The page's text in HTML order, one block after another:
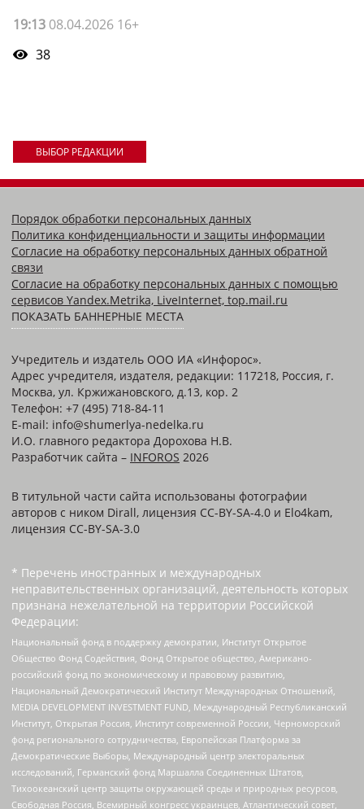
19:13 08.04.2026 16+
38
ВЫБОР РЕДАКЦИИ
Порядок обработки персональных данных
Политика конфиденциальности и защиты информации
Согласие на обработку персональных данных обратной
связи
Согласие на обработку персональных данных с помощью
сервисов Yandex.Metrika, LiveInternet, top.mail.ru
ПОКАЗАТЬ БАННЕРНЫЕ МЕСТА
Учредитель и издатель ООО ИА «Инфорос».
Адрес учредителя, издателя, редакции: 117218, Россия, г.
Москва, ул. Кржижановского, д.13, кор. 2
Телефон: +7 (495) 718-84-11
E-mail: info@shumerlya-nedelka.ru
И.О. главного редактора Дорохова Н.В.
Разработчик сайта – INFOROS 2026
В титульной части сайта использованы фотографии
авторов с ником Dirall, лицензия CC-BY-SA-4.0 и Elo4kam,
лицензия CC-BY-SA-3.0
* Перечень иностранных и международных
неправительственных организаций, деятельность которых
признана нежелательной на территории Российской
Федерации:
Национальный фонд в поддержку демократии, Институт Открытое
Общество Фонд Содействия, Фонд Открытое общество, Американо-
российский фонд по экономическому и правовому развитию,
Национальный Демократический Институт Международных Отношений,
MEDIA DEVELOPMENT INVESTMENT FUND, Международный Республиканский
Институт, Открытая Россия, Институт современной России, Черноморский
фонд регионального сотрудничества, Европейская Платформа за
Демократические Выборы, Международный центр электоральных
исследований, Германский фонд Маршалла Соединенных Штатов,
Тихоокеанский центр защиты окружающей среды и природных ресурсов,
Свободная Россия, Всемирный конгресс украинцев, Атлантический совет,